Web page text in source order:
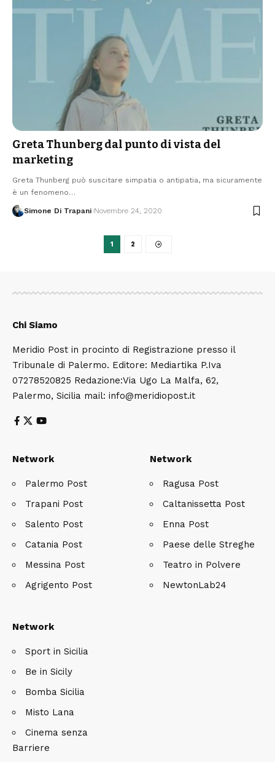
Greta Thunberg dal punto di vista del
marketing
Greta Thunberg può suscitare simpatia o antipatia, ma sicuramente
è un fenomeno…
Simone Di Trapani Novembre 24, 2020
1 2
Chi Siamo
Meridio Post in procinto di Registrazione presso il
Tribunale di Palermo. Editore: Mediartika P.Iva
07278520825 Redazione:Via Ugo La Malfa, 62,
Palermo, Sicilia mail: info@meridiopost.it
Network
Palermo Post
Trapani Post
Salento Post
Catania Post
Messina Post
Agrigento Post
Network
Ragusa Post
Caltanissetta Post
Enna Post
Paese delle Streghe
Teatro in Polvere
NewtonLab24
Network
Sport in Sicilia
Be in Sicily
Bomba Sicilia
Misto Lana
Cinema senza
Barriere